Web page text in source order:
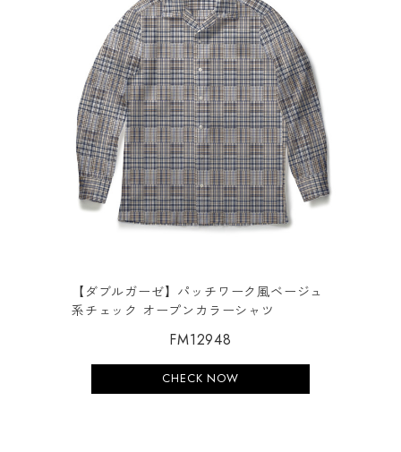
【ダブルガーゼ】パッチワーク風ベージュ
系チェック オープンカラーシャツ
FM12948
CHECK NOW